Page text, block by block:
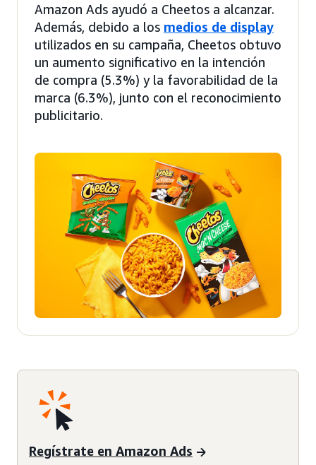
Amazon Ads ayudó a Cheetos a alcanzar.
Además, debido a los medios de display
utilizados en su campaña, Cheetos obtuvo
un aumento significativo en la intención
de compra (5.3%) y la favorabilidad de la
marca (6.3%), junto con el reconocimiento
publicitario.
Regístrate en Amazon Ads